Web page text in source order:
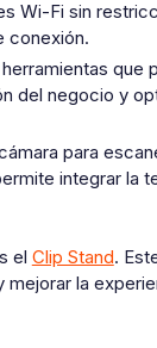
Wi-Fi sin
conexión.
que
del negocio y
para
integrar la
el Clip Stand.
la